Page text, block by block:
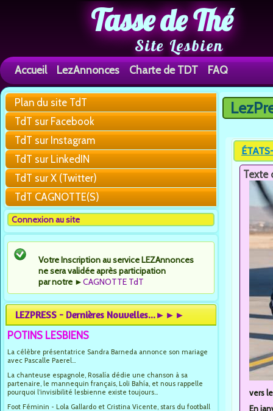
Tasse de Thé
Site Lesbien
Accueil LezAnnonces Charte de TDT FAQ
Plan du site TdT
TdT sur Facebook
TdT sur Instagram
TdT sur LinkedIN
TdT sur X (Twitter)
TdT CAGNOTTE(S)
Connexion au site
Votre Inscription au service LEZAnnonces
ne sera validée après participation
par notre ►CAGNOTTE TdT
LEZPRESS - Dernières Nouvelles...►►►
POTINS LESBIENS
La célèbre présentatrice Sandra Barneda annonce son mariage
avec Pascalle Paerel...
La chanteuse espagnole, Rosalía dédie une chanson à sa
partenaire, le mannequin français, Loli Bahía, et nous rappelle
pourquoi l’invisibilité lesbienne existe toujours...
Foot Féminin - Lola Gallardo et Cristina Vicente, stars du football
Vous
Texte
vers
En